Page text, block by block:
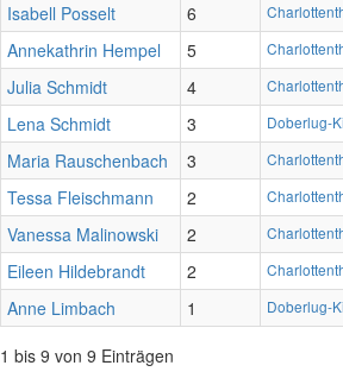
Isabell Posselt
6
Annekathrin Hempel 5
Julia Schmidt 4
Lena Schmidt 3 Doberlug-
Maria Rauschenbach 3
Tessa Fleischmann 2
Vanessa Malinowski 2
Eileen Hildebrandt 2
Anne Limbach 1 Doberlug-
1 bis 9 von 9 Einträgen